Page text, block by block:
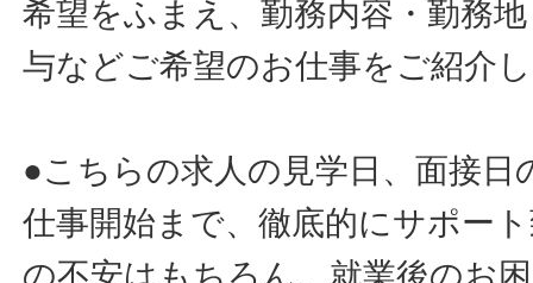
希望をふまえ、勤務内容・勤務
与などご希望のお仕事をご紹介
●こちらの求人の見学日、面接日
仕事開始まで、徹底的にサポー